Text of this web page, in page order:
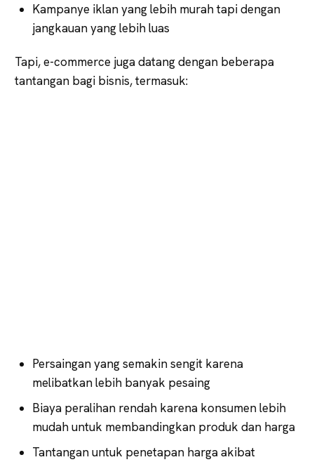
Kampanye iklan yang lebih murah tapi dengan
jangkauan yang lebih luas
Tapi, e-commerce juga datang dengan beberapa
tantangan bagi bisnis, termasuk:
Persaingan yang semakin sengit karena
melibatkan lebih banyak pesaing
Biaya peralihan rendah karena konsumen lebih
mudah untuk membandingkan produk dan harga
Tantangan untuk penetapan harga akibat